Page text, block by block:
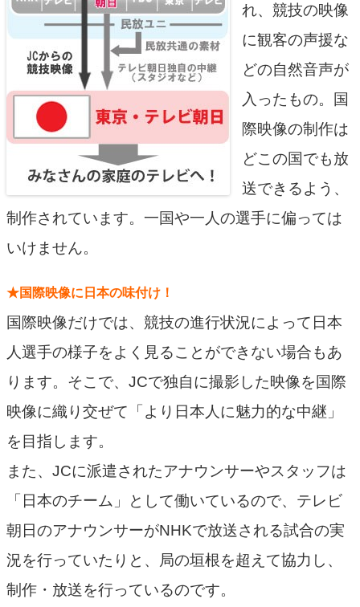
れ、競技の映像
に観客の声援な
どの自然音声が
入ったもの。国
際映像の制作は
どこの国でも放
送できるよう、
制作されています。一国や一人の選手に偏っては
いけません。
★国際映像に日本の味付け！
国際映像だけでは、競技の進行状況によって日本
人選手の様子をよく見ることができない場合もあ
ります。そこで、JCで独自に撮影した映像を国際
映像に織り交ぜて「より日本人に魅力的な中継」
を目指します。
また、JCに派遣されたアナウンサーやスタッフは
「日本のチーム」として働いているので、テレビ
朝日のアナウンサーがNHKで放送される試合の実
況を行っていたりと、局の垣根を超えて協力し、
制作・放送を行っているのです。